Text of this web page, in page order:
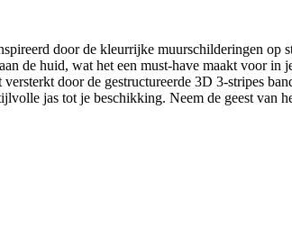
door de kleurrijke muurschilderingen op
de huid, wat het een must-have maakt voor
door de gestructureerde 3D 3-stripes
jas tot je beschikking. Neem de geest van